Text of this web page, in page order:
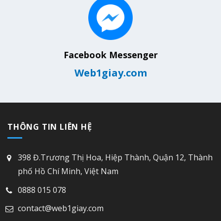
Facebook Messenger
Web1giay.com
THÔNG TIN LIÊN HỆ
398 Đ.Trương Thị Hoa, Hiệp Thành, Quận 12, Thành
phố Hồ Chí Minh, Việt Nam
0888 015 078
contact@web1giay.com